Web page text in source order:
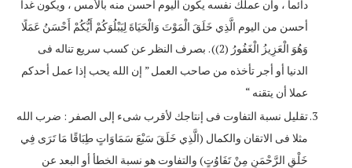
دائما ، وأن عملك نفسه يكون اليوم أحسن منه بالأمس ، ويكون غدا
أحسن من اليوم الَّذِي خَلَقَ الْمَوْتَ وَالْحَيَاةَ لِيَبْلُوَكُمْ أَيُّكُمْ أَحْسَنُ عَمَلًا
وَهُوَ الْعَزِيزُ الْغَفُورُ (2)) . بصرف النظر عن كسب سريع تناله فى
الدنيا أو أجر تأخذه من صاحب العمل ” إن الله يحب إذا عمل أحدكم
عملا أن يتقنه “
تقليل نسبة التفاوت فى إنتاجك لأقرب شىء إلى الصفر : ضرب الله
مثلا فى الاتقان والكمال (الَّذِي خَلَقَ سَبْعَ سَمَاوَاتٍ طِبَاقًا مَا تَرَى فِي
خَلْقِ الرَّحْمَنِ مِنْ تَفَاوُتٍ) والتفاوت هو نسبة الخطأ أو البعد عن